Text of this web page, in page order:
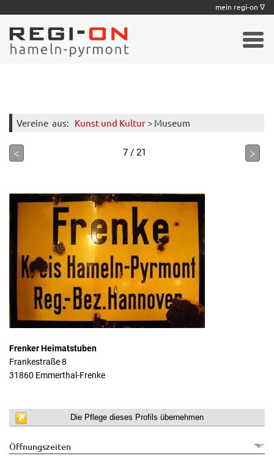
Vereine aus: Kunst und Kultur > Museum
< 7 / 21 >
Frenker Heimatstuben
Frankestraße 8
31860 Emmerthal-Frenke
Die Pflege dieses Profils übernehmen
Öffnungszeiten
mein regi-on ∇